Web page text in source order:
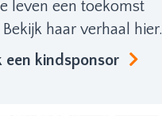
leven een toekomst
haar verhaal hier.
een kindsponsor